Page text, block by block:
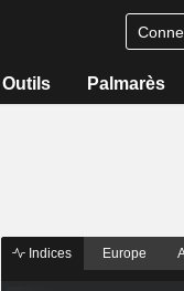
Outils Palmarès
Indices Europe